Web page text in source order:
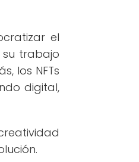
el
su trabajo
los NFTs
digital,